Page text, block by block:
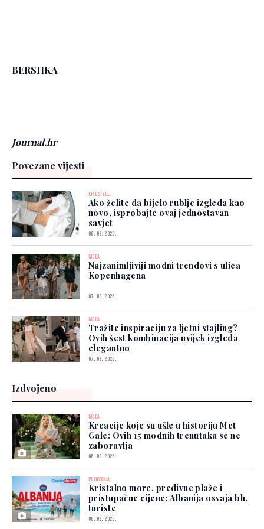
BERSHKA
Journal.hr
Povezane vijesti
LIFESTYLE
Ako želite da bijelo rublje izgleda kao
novo, isprobajte ovaj jednostavan
savjet
08. 08. 2026.
MODA
Najzanimljiviji modni trendovi s ulica
Kopenhagena
07. 08. 2026.
MODA
Tražite inspiraciju za ljetni stajling?
Ovih šest kombinacija uvijek izgleda
elegantno
07. 08. 2026.
Izdvojeno
MODA
Kreacije koje su ušle u historiju Met
Gale: Ovih 15 modnih trenutaka se ne
zaboravlja
06. 08. 2026.
PUTOVANJA
Kristalno more, predivne plaže i
pristupačne cijene: Albanija osvaja bh.
turiste
06. 08. 2026.